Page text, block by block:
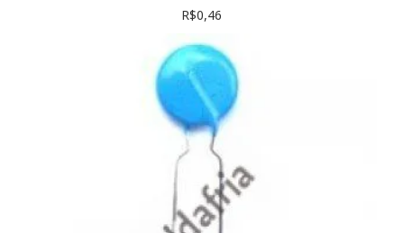
R$0,46